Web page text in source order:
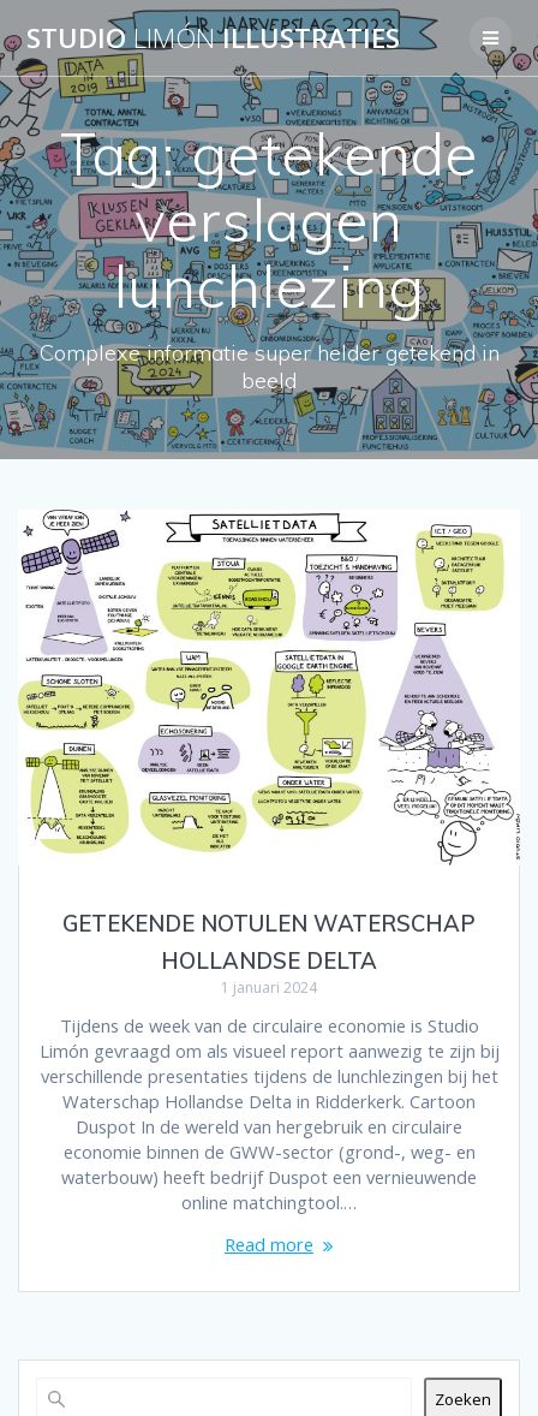
Skip
to
STUDIOLIMÓNILLUSTRATIES
Tag:getekende
verslagen
lunchlezing
Complexe informatie super helder getekend in
beeld
GETEKENDE NOTULEN WATERSCHAP
HOLLANDSE DELTA
1 januari 2024
Tijdens de week van de circulaire economie is Studio
Limón gevraagd om als visueel report aanwezig te zijn bij
verschillende presentaties tijdens de lunchlezingen bij het
Waterschap Hollandse Delta in Ridderkerk. Cartoon
Duspot In de wereld van hergebruik en circulaire
economie binnen de GWW-sector (grond-, weg- en
waterbouw) heeft bedrijf Duspot een vernieuwende
online matchingtool.…
Read more
Zoeken